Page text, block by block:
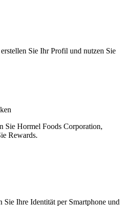
Sie Ihr Profil und nutzen Sie
Sie Hormel Foods Corporation,
Rewards.
Ihre Identität per Smartphone und